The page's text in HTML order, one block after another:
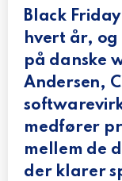
Black
hvert år, og
på danske
Andersen,
medfører
mellem de
der klarer